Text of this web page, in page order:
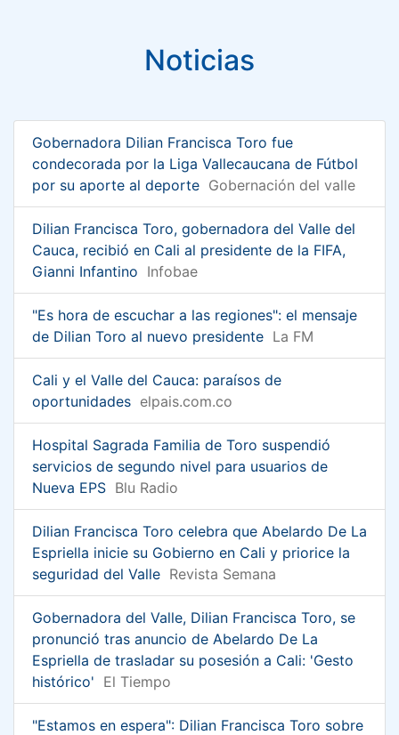
Noticias
Gobernadora Dilian Francisca Toro fue
condecorada por la Liga Vallecaucana de Fútbol
por su aporte al deporte Gobernación del valle
Dilian Francisca Toro, gobernadora del Valle del
Cauca, recibió en Cali al presidente de la FIFA,
Gianni Infantino Infobae
"Es hora de escuchar a las regiones": el mensaje
de Dilian Toro al nuevo presidente La FM
Cali y el Valle del Cauca: paraísos de
oportunidades elpais.com.co
Hospital Sagrada Familia de Toro suspendió
servicios de segundo nivel para usuarios de
Nueva EPS Blu Radio
Dilian Francisca Toro celebra que Abelardo De La
Espriella inicie su Gobierno en Cali y priorice la
seguridad del Valle Revista Semana
Gobernadora del Valle, Dilian Francisca Toro, se
pronunció tras anuncio de Abelardo De La
Espriella de trasladar su posesión a Cali: 'Gesto
histórico' El Tiempo
"Estamos en espera": Dilian Francisca Toro sobre